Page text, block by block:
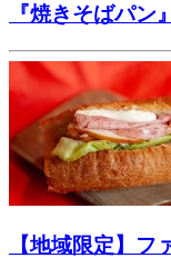
『焼きそばパン
【地域限定】フ